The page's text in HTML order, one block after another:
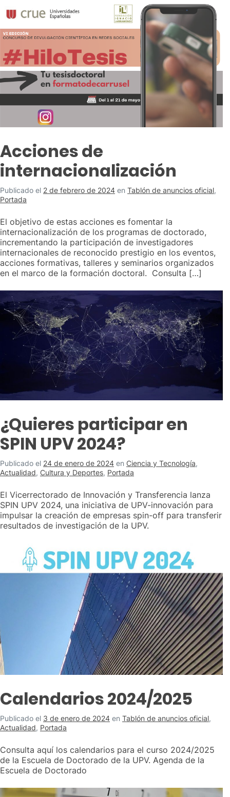
Acciones de
internacionalización
Publicado el 2 de febrero de 2024 en Tablón de anuncios oficial,
Portada
El objetivo de estas acciones es fomentar la
internacionalización de los programas de doctorado,
incrementando la participación de investigadores
internacionales de reconocido prestigio en los eventos,
acciones formativas, talleres y seminarios organizados
en el marco de la formación doctoral. Consulta […]
¿Quieres participar en
SPIN UPV 2024?
Publicado el 24 de enero de 2024 en Ciencia y Tecnología,
Actualidad, Cultura y Deportes, Portada
El Vicerrectorado de Innovación y Transferencia lanza
SPIN UPV 2024, una iniciativa de UPV-innovación para
impulsar la creación de empresas spin-off para transferir
resultados de investigación de la UPV.
Calendarios 2024/2025
Publicado el 3 de enero de 2024 en Tablón de anuncios oficial,
Actualidad, Portada
Consulta aquí los calendarios para el curso 2024/2025
de la Escuela de Doctorado de la UPV. Agenda de la
Escuela de Doctorado